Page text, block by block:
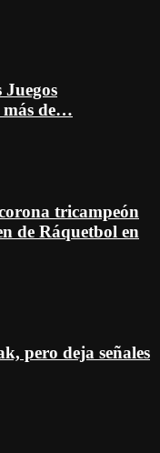
Juegos
más de…
tricampeón
de Ráquetbol en
pero deja señales